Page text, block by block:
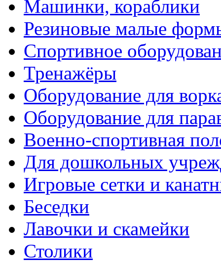
Машинки, кораблики
Резиновые малые
Спортивное
Тренажёры
Оборудование для
Оборудование для
Военно-спортивная
Для дошкольных
Игровые сетки и
Беседки
Лавочки и скамейки
Столики